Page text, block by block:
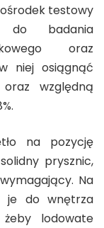
testowy
do badania
oraz
niej osiągnąć
względną
na pozycję
prysznic,
Na
je do wnętrza
lodowate